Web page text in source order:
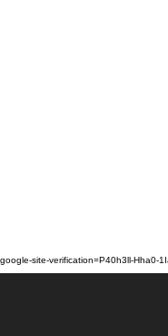
google-site-verification=P40h3ll-Hha0-